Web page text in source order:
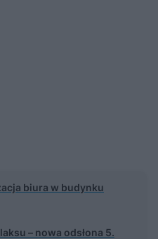
biura w budynku
– nowa odsłona 5.